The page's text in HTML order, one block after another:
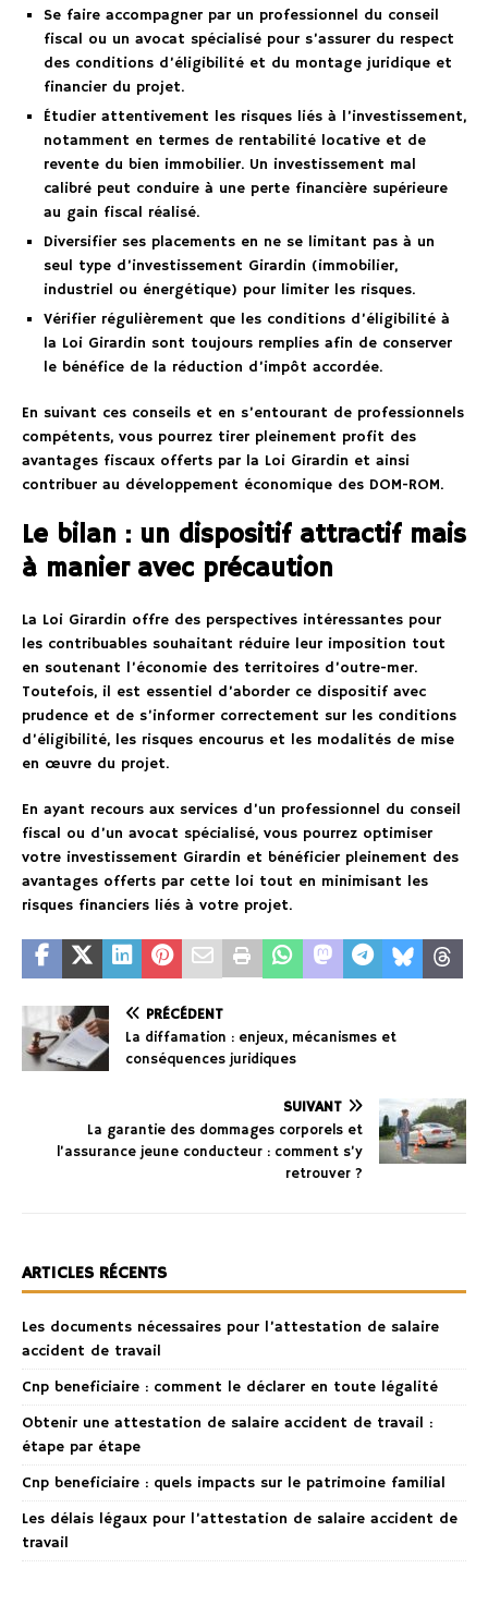
Se faire accompagner par un professionnel du conseil
fiscal ou un avocat spécialisé pour s’assurer du respect
des conditions d’éligibilité et du montage juridique et
financier du projet.
Étudier attentivement les risques liés à l’investissement,
notamment en termes de rentabilité locative et de
revente du bien immobilier. Un investissement mal
calibré peut conduire à une perte financière supérieure
au gain fiscal réalisé.
Diversifier ses placements en ne se limitant pas à un
seul type d’investissement Girardin (immobilier,
industriel ou énergétique) pour limiter les risques.
Vérifier régulièrement que les conditions d’éligibilité à
la Loi Girardin sont toujours remplies afin de conserver
le bénéfice de la réduction d’impôt accordée.
En suivant ces conseils et en s’entourant de professionnels
compétents, vous pourrez tirer pleinement profit des
avantages fiscaux offerts par la Loi Girardin et ainsi
contribuer au développement économique des DOM-ROM.
Le bilan : un dispositif attractif mais
à manier avec précaution
La Loi Girardin offre des perspectives intéressantes pour
les contribuables souhaitant réduire leur imposition tout
en soutenant l’économie des territoires d’outre-mer.
Toutefois, il est essentiel d’aborder ce dispositif avec
prudence et de s’informer correctement sur les conditions
d’éligibilité, les risques encourus et les modalités de mise
en œuvre du projet.
En ayant recours aux services d’un professionnel du conseil
fiscal ou d’un avocat spécialisé, vous pourrez optimiser
votre investissement Girardin et bénéficier pleinement des
avantages offerts par cette loi tout en minimisant les
risques financiers liés à votre projet.
PRÉCÉDENT
La diffamation : enjeux, mécanismes et
conséquences juridiques
SUIVANT
La garantie des dommages corporels et
l’assurance jeune conducteur : comment s’y
retrouver ?
ARTICLES RÉCENTS
Les documents nécessaires pour l’attestation de salaire
accident de travail
Cnp beneficiaire : comment le déclarer en toute légalité
Obtenir une attestation de salaire accident de travail :
étape par étape
Cnp beneficiaire : quels impacts sur le patrimoine familial
Les délais légaux pour l’attestation de salaire accident de
travail